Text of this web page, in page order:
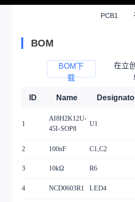
PCB1
BOM
BOM下
载
在立
ID Name
1
AI8H2K12U-
45I-SOP8
U1
2 100nF C1,C2
3 10kΩ R6
4 NCD0603R1 LED4